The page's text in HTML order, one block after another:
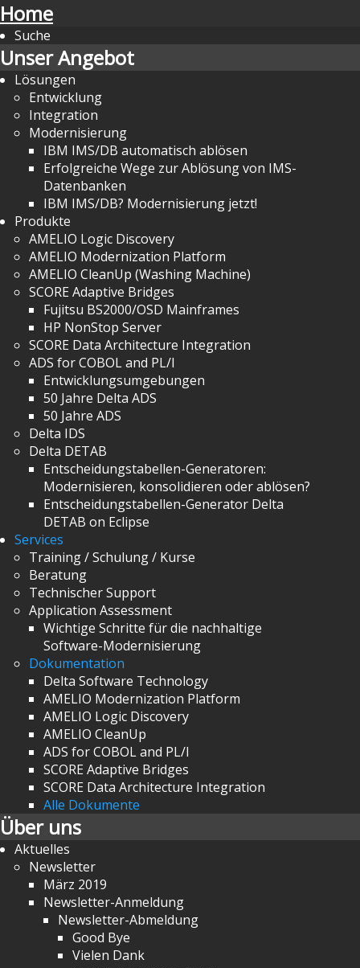
Home
Suche
Unser Angebot
Lösungen
Entwicklung
Integration
Modernisierung
IBM IMS/DB automatisch ablösen
Erfolgreiche Wege zur Ablösung von IMS-
Datenbanken
IBM IMS/DB? Modernisierung jetzt!
Produkte
AMELIO Logic Discovery
AMELIO Modernization Platform
AMELIO CleanUp (Washing Machine)
SCORE Adaptive Bridges
Fujitsu BS2000/OSD Mainframes
HP NonStop Server
SCORE Data Architecture Integration
ADS for COBOL and PL/I
Entwicklungsumgebungen
50 Jahre Delta ADS
50 Jahre ADS
Delta IDS
Delta DETAB
Entscheidungstabellen-Generatoren:
Modernisieren, konsolidieren oder ablösen?
Entscheidungstabellen-Generator Delta
DETAB on Eclipse
Services
Training / Schulung / Kurse
Beratung
Technischer Support
Application Assessment
Wichtige Schritte für die nachhaltige
Software-Modernisierung
Dokumentation
Delta Software Technology
AMELIO Modernization Platform
AMELIO Logic Discovery
AMELIO CleanUp
ADS for COBOL and PL/I
SCORE Adaptive Bridges
SCORE Data Architecture Integration
Alle Dokumente
Über uns
Aktuelles
Newsletter
März 2019
Newsletter-Anmeldung
Newsletter-Abmeldung
Good Bye
Vielen Dank